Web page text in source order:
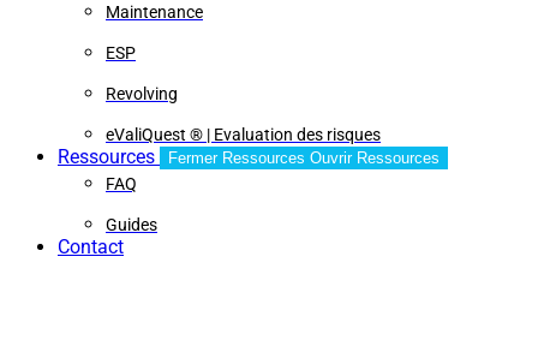
Maintenance
ESP
Revolving
eValiQuest ® | Evaluation des risques
Ressources Fermer Ressources Ouvrir Ressources
FAQ
Guides
Contact